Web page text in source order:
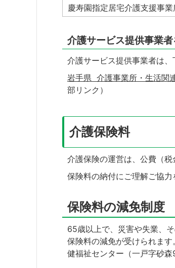
慶寿園指定居宅介護支援事業
介護サービス提供事業
介護サービス提供事業者は、
岩手県 介護事業所・生活関
部リンク）
介護保険料
介護保険の運営は、公費（税
保険料の納付にご理解ご協力
保険料の減免制度
65歳以上で、災害や失業、
保険料の減免が受けられま
健福祉センター（一戸字砂